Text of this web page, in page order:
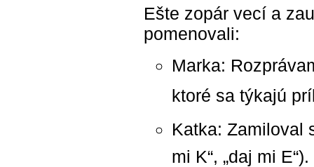
Ešte zopár vecí a
pomenovali:
Marka:
ktoré sa týkajú
Katka: Zamiloval
mi K“, „daj mi E“).